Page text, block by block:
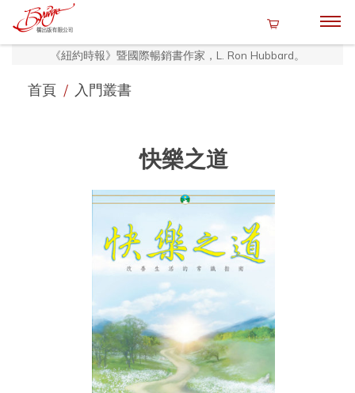
《紐約時報》暨國際暢銷書作家，L. Ron Hubbard。
首頁 / 入門叢書
快樂之道